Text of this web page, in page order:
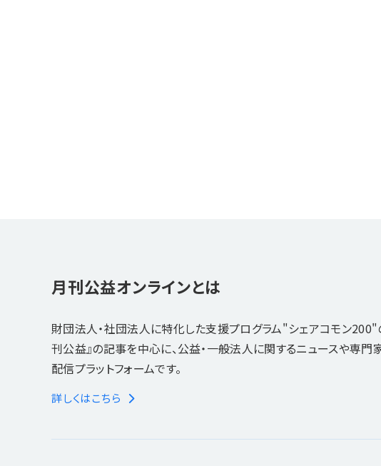
月刊公益オンラインとは
財団法人・社団法人に特化した支援プログラム"シェアコモン
刊公益』の記事を中心に、公益・一般法人に関するニュースや専
配信プラットフォームです。
詳しくはこちら